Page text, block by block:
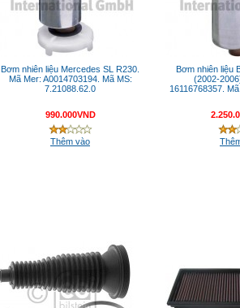
Bơm nhiên liệu Mercedes SL R230.
Mã Mer: A0014703194. Mã MS:
7.21088.62.0
990.000VND
Thêm vào
Bơm nhiên liệu
(2002-
16116768357.